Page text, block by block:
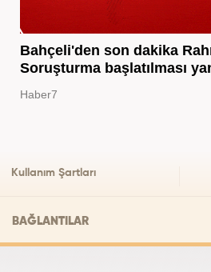
Bahçeli'den son dakika
Soruşturma başlatılması
Haber7
Kullanım Şartları
BAĞLANTILAR